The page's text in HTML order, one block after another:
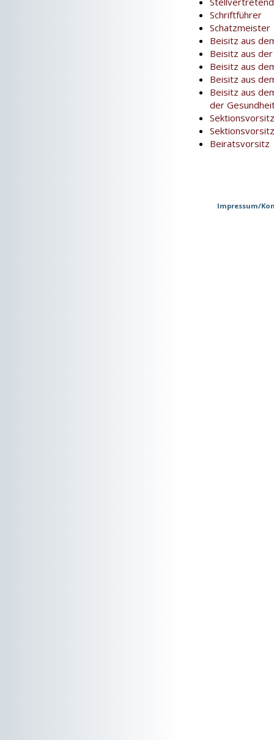
Schriftführer
Schatzmeister
Beisitz aus
Beisitz aus
Beisitz aus
Beisitz aus
Beisitz aus
der
Beiratsvorsitz
Impressum/